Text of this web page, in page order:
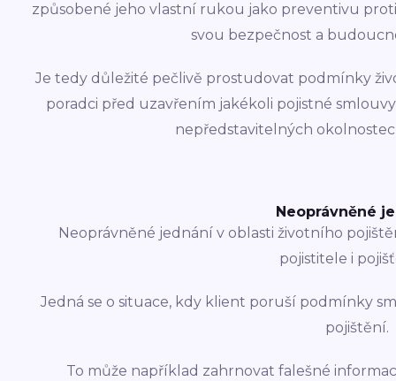
způsobené jeho vlastní rukou jako preventivu
svou bezpečnost a
Je tedy důležité pečlivě prostudovat podmínky
poradci před uzavřením jakékoli pojistné
nepředstavitelných
Neoprávněné
Neoprávněné jednání v oblasti životního
pojistitele i
Jedná se o situace, kdy klient poruší podmínky
pojištění.
To může například zahrnovat falešné